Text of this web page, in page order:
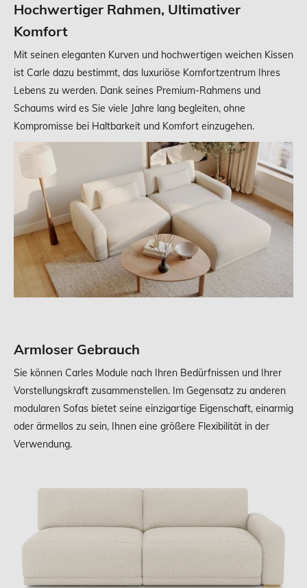
Hochwertiger Rahmen, Ultimativer
Komfort
Mit seinen eleganten Kurven und hochwertigen weichen Kissen
ist Carle dazu bestimmt, das luxuriöse Komfortzentrum Ihres
Lebens zu werden. Dank seines Premium-Rahmens und
Schaums wird es Sie viele Jahre lang begleiten, ohne
Kompromisse bei Haltbarkeit und Komfort einzugehen.
Armloser Gebrauch
Sie können Carles Module nach Ihren Bedürfnissen und Ihrer
Vorstellungskraft zusammenstellen. Im Gegensatz zu anderen
modularen Sofas bietet seine einzigartige Eigenschaft, einarmig
oder ärmellos zu sein, Ihnen eine größere Flexibilität in der
Verwendung.